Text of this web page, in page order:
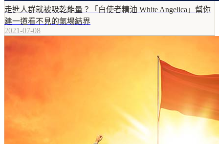
走進人群就被吸乾能量？「白使者精油 White Angelica」幫你
建一道看不見的氣場結界
2021-07-08